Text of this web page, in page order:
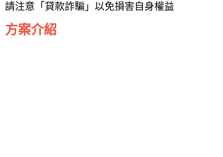
請注意「貸款詐騙」以免損害自身權益
方案介紹